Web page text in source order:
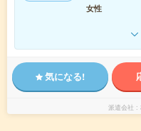
女性
気になる!
派遣会社